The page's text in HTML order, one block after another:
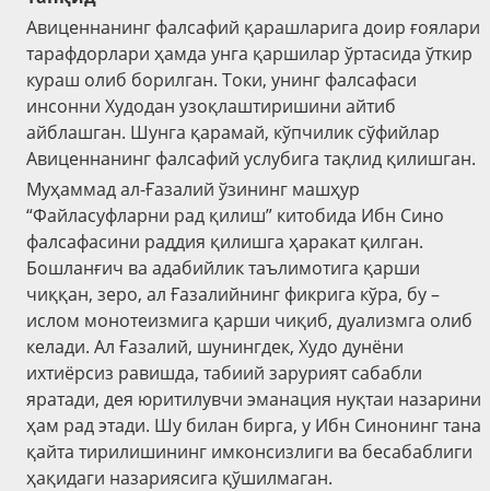
Авиценнанинг фалсафий қарашларига доир ғоялари
тарафдорлари ҳамда унга қаршилар ўртасида ўткир
кураш олиб борилган. Токи, унинг фалсафаси
инсонни Худодан узоқлаштиришини айтиб
айблашган. Шунга қарамай, кўпчилик сўфийлар
Авиценнанинг фалсафий услубига тақлид қилишган.
Муҳаммад ал-Ғазалий ўзининг машҳур
“Файласуфларни рад қилиш” китобида Ибн Сино
фалсафасини раддия қилишга ҳаракат қилган.
Бошланғич ва адабийлик таълимотига қарши
чиққан, зеро, ал Ғазалийнинг фикрига кўра, бу –
ислом монотеизмига қарши чиқиб, дуализмга олиб
келади. Ал Ғазалий, шунингдек, Худо дунёни
ихтиёрсиз равишда, табиий зарурият сабабли
яратади, дея юритилувчи эманация нуқтаи назарини
ҳам рад этади. Шу билан бирга, у Ибн Синонинг тана
қайта тирилишининг имконсизлиги ва бесабаблиги
ҳақидаги назариясига қўшилмаган.